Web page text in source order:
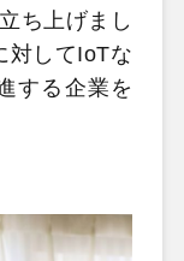
ち上げまし
対してIoTな
する企業を